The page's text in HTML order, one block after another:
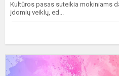
Kultūros pasas suteikia mokiniams
įdomių veiklų, ed...